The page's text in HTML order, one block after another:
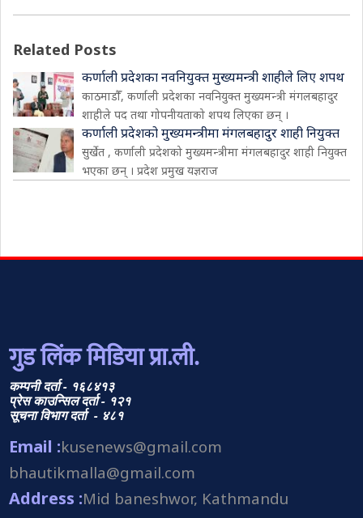
Related Posts
कर्णाली प्रदेशका नवनियुक्त मुख्यमन्त्री शाहीले लिए शपथ
काठमाडौँ, कर्णाली प्रदेशका नवनियुक्त मुख्यमन्त्री मंगलबहादुर
शाहीले पद तथा गोपनीयताको शपथ लिएका छन् ।
कर्णाली प्रदेशको मुख्यमन्त्रीमा मंगलबहादुर शाही नियुक्त
सुर्खेत , कर्णाली प्रदेशको मुख्यमन्त्रीमा मंगलबहादुर शाही नियुक्त
भएका छन् । प्रदेश प्रमुख यज्ञराज
गुड लिंक मिडिया प्रा.ली.
कम्पनी दर्ता - १६८४१३
प्रेस काउन्सिल दर्ता - १२१
सूचना विभाग दर्ता - ४८१
Email :kusenews@gmail.com
bhautikmalla@gmail.com
Address :Mid baneshwor, Kathmandu